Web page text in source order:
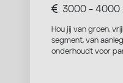
3000 - 4000
Hou jij van groen,
segment, van
onderhoudt voor